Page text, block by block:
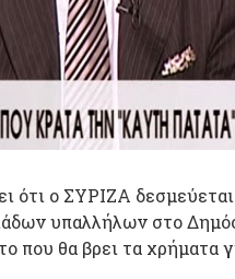
ότι ο ΣΥΡΙΖΑ
υπαλλήλων στο
που θα βρει τα χρήματα